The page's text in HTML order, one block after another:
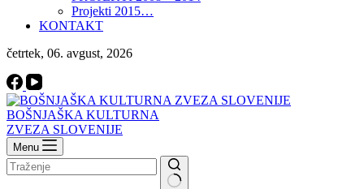
Projekti 2015…
KONTAKT
četrtek, 06. avgust, 2026
BOŠNJAŠKA KULTURNA
ZVEZA SLOVENIJE
Menu